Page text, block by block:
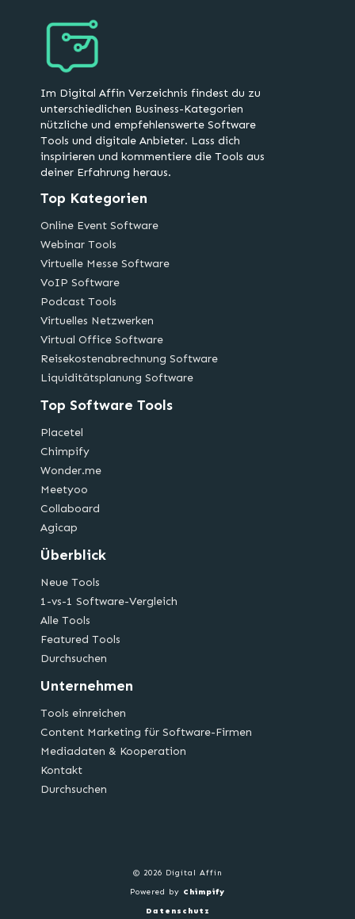
Im Digital Affin Verzeichnis findest du zu
unterschiedlichen Business-Kategorien
nützliche und empfehlenswerte Software
Tools und digitale Anbieter. Lass dich
inspirieren und kommentiere die Tools aus
deiner Erfahrung heraus.
Top Kategorien
Online Event Software
Webinar Tools
Virtuelle Messe Software
VoIP Software
Podcast Tools
Virtuelles Netzwerken
Virtual Office Software
Reisekostenabrechnung Software
Liquiditätsplanung Software
Top Software Tools
Placetel
Chimpify
Wonder.me
Meetyoo
Collaboard
Agicap
Überblick
Neue Tools
1-vs-1 Software-Vergleich
Alle Tools
Featured Tools
Durchsuchen
Unternehmen
Tools einreichen
Content Marketing für Software-Firmen
Mediadaten & Kooperation
Kontakt
Durchsuchen
© 2026 Digital Affin
Powered by Chimpify
Datenschutz